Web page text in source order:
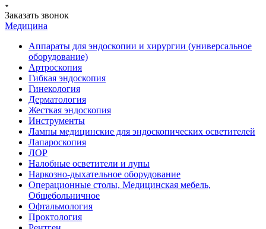
Заказать звонок
Медицина
Аппараты для эндоскопии и хирургии (универсальное
оборудование)
Артроскопия
Гибкая эндоскопия
Гинекология
Дерматология
Жесткая эндоскопия
Инструменты
Лампы медицинские для эндоскопических осветителей
Лапароскопия
ЛОР
Налобные осветители и лупы
Наркозно-дыхательное оборудование
Операционные столы, Медицинская мебель,
Общебольничное
Офтальмология
Проктология